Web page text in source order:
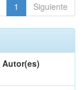
1 Siguiente
Autor(es)